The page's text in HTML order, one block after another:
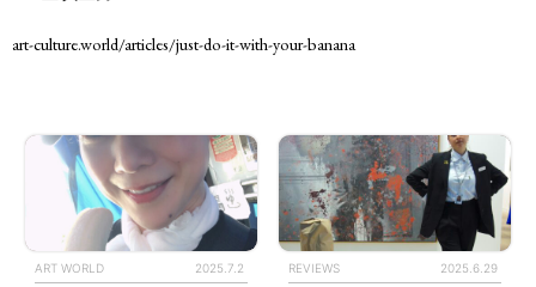
art-culture.world/articles/just-do-it-with-your-banana
ART WORLD 2025.7.2 REVIEWS 2025.6.29